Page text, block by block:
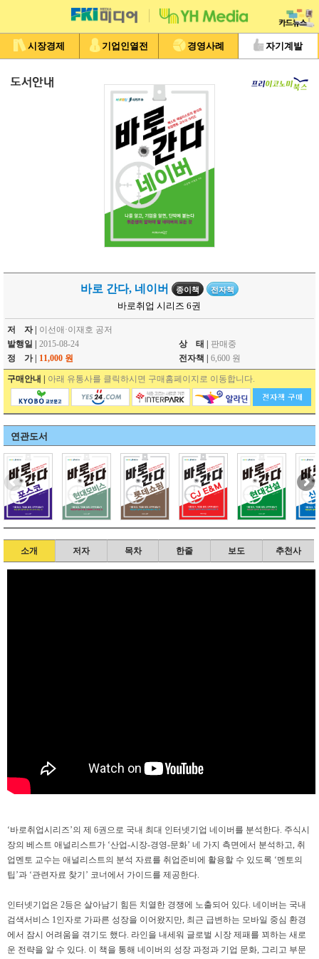
시장경제 기업인열전 경영사례 자기계발
바로 간다, 네이버 종이책 전자책
바로취업 시리즈 6권
저 자 | 이선애·이재호 공저
발행일 | 2015-08-24 상 태 | 판매중
정 가 | 11,000 원 전자책 | 6,600 원
구매안내 | 아래 유통사를 클릭하시면 구매홈페이지로 이동합니다.
연관도서
소개 저자 목차 한줄 보도 추천사
‘바로취업시리즈’의 제 6권으로 국내 최대 인터넷기업 네이버를 분석한다. 주식시
장의 베스트 애널리스트가 ‘산업-시장-경영-문화’ 네 가지 측면에서 분석하고, 취
업멘토 교수는 애널리스트의 분석 자료를 취업준비에 활용할 수 있도록 ‘멘토의
팁’과 ‘관련자료 찾기’ 코너에서 가이드를 제공한다.
인터넷기업은 2등은 살아남기 힘든 치열한 경쟁에 노출되어 있다. 네이버는 국내
검색서비스 1인자로 가파른 성장을 이어왔지만, 최근 급변하는 모바일 중심 환경
에서 잠시 어려움을 겪기도 했다. 라인을 내세워 글로벌 시장 제패를 꾀하는 새로
운 전략을 알 수 있다. 이 책을 통해 네이버의 성장 과정과 기업 문화, 그리고 부문